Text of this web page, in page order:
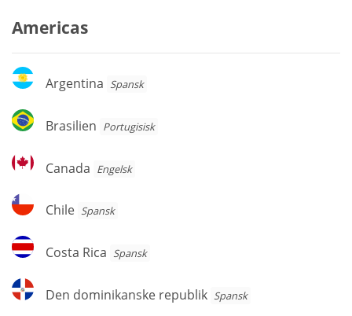
Americas
Argentina
Argentina Spansk
Brasilien
Brasilien Portugisisk
Canada
Canada Engelsk
Chile
Chile Spansk
Costa
Rica
Costa Rica Spansk
Den
dominikanske
Den dominikanske republik Spansk